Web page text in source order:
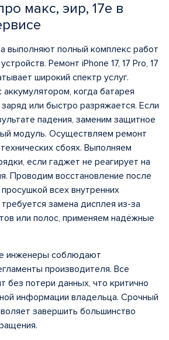
макс, эир, 17е в
выполняют полный комплекс работ
Ремонт iPhone 17, 17 Pro, 17
широкий спектр услуг.
когда батарея
или быстро разряжается. Если
падения, заменим защитное
модуль. Осуществляем ремонт
сбоях. Выполняем
если гаджет не реагирует на
Проводим восстановление после
всех внутренних
замена дисплея из-за
или полос, применяем надёжные
инженеры соблюдают
производителя. Все
без потери данных, что критично
информации владельца. Срочный
завершить большинство